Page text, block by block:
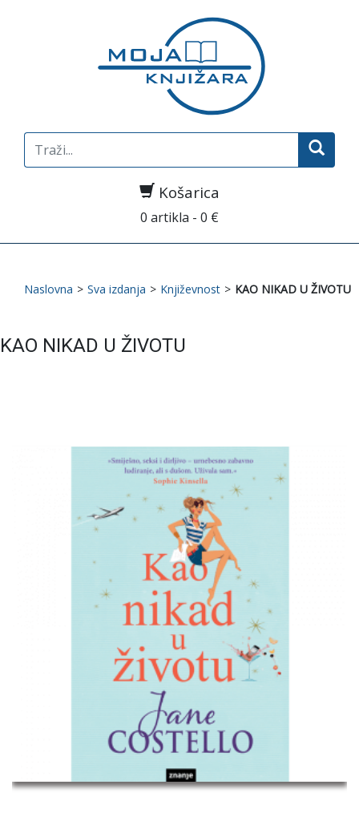
Search
for:
Košarica
0 artikla - 0 €
Naslovna > Sva izdanja > Književnost > KAO NIKAD U ŽIVOTU
KAO NIKAD U ŽIVOTU